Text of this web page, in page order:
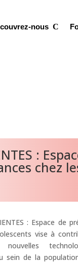
nous
:
chez
: Espace de
vise à
nouvelles
sein de la